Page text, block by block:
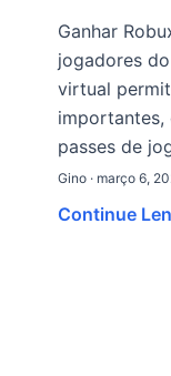
Ganhar
jogadores
virtual
importantes,
passes de
Gino · março 6,
Continue